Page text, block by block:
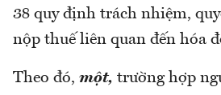
38 quy định trách nhiệm,
nộp thuế liên quan đến hóa
Theo đó, một, trường hợp